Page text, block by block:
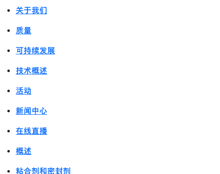
关于我们
质量
可持续发展
技术概述
活动
新闻中心
在线直播
概述
粘合剂和密封剂